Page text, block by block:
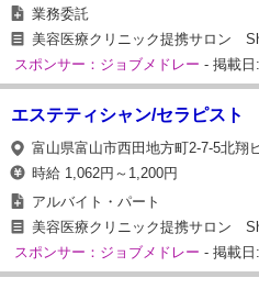
業務委託
美容医療クリニック提携サロン
スポンサー：ジョブメドレー - 掲載日
エステティシャン/セラピスト
富山県富山市西田地方町2-7-5北翔
時給 1,062円～1,200円
アルバイト・パート
美容医療クリニック提携サロン
スポンサー：ジョブメドレー - 掲載日